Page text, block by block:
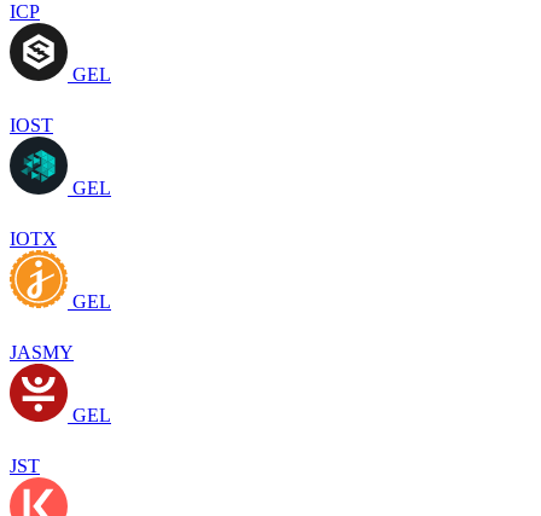
ICP
GEL
IOST
GEL
IOTX
GEL
JASMY
GEL
JST